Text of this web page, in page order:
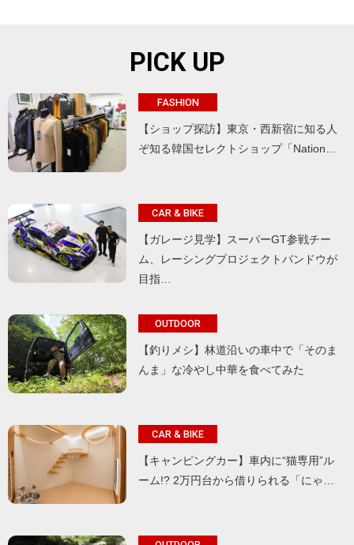
PICK UP
FASHION
【ショップ探訪】東京・西新宿に知る人
ぞ知る韓国セレクトショップ「Nation…
CAR & BIKE
【ガレージ見学】スーパーGT参戦チー
ム、レーシングプロジェクトバンドウが
目指…
OUTDOOR
【釣りメシ】林道沿いの車中で「そのま
んま」な冷やし中華を食べてみた
CAR & BIKE
【キャンピングカー】車内に“猫専用”ル
ーム!? 2万円台から借りられる「にゃ…